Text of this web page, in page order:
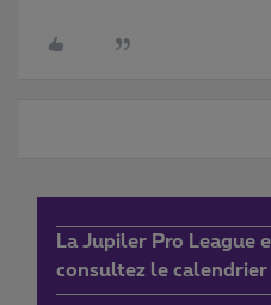
La Jupiler Pro League
consultez le